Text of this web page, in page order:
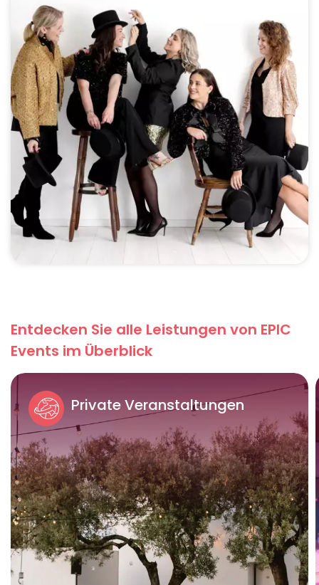
Entdecken Sie alle Leistungen von EPIC
Events im Überblick
Private Veranstaltungen